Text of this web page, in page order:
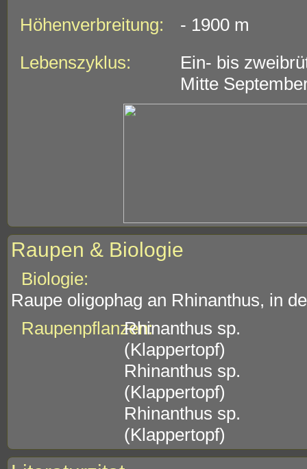
Höhenverbreitung:
- 1900 m
Lebenszyklus:
Ein- bis
Mitte
Raupen & Biologie
Biologie:
Raupe oligophag an Rhinanthus, in
Raupenpflanzen:Rhinanthus sp.
(Klappertopf)
Rhinanthus sp.
(Klappertopf)
Rhinanthus sp.
(Klappertopf)